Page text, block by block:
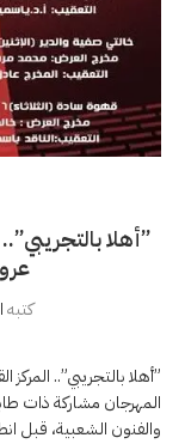
”أهلا
كتبه
”أهلا بالتجريبي”..
المهرجان مشاركة ذات
والفنون الشعبية، قبل انطلاق